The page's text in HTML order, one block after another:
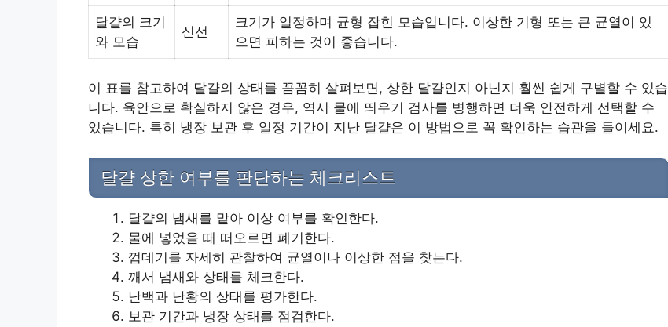
달걀의 크기
와 모습
신선
크기가 일정하며 균형 잡힌 모습입니다. 이상한 기형 또는 큰 균열이 있
으면 피하는 것이 좋습니다.
이 표를 참고하여 달걀의 상태를 꼼꼼히 살펴보면, 상한 달걀인지 아닌지 훨씬 쉽게 구별할 수 있습
니다. 육안으로 확실하지 않은 경우, 역시 물에 띄우기 검사를 병행하면 더욱 안전하게 선택할 수
있습니다. 특히 냉장 보관 후 일정 기간이 지난 달걀은 이 방법으로 꼭 확인하는 습관을 들이세요.
달걀 상한 여부를 판단하는 체크리스트
달걀의 냄새를 맡아 이상 여부를 확인한다.
물에 넣었을 때 떠오르면 폐기한다.
껍데기를 자세히 관찰하여 균열이나 이상한 점을 찾는다.
깨서 냄새와 상태를 체크한다.
난백과 난황의 상태를 평가한다.
보관 기간과 냉장 상태를 점검한다.